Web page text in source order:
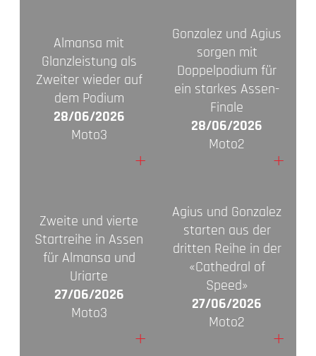
Almansa mit
Glanzleistung als
Zweiter wieder auf
dem Podium
28/06/2026
Moto3
+
Gonzalez und Agius
sorgen mit
Doppelpodium für
ein starkes Assen-
Finale
28/06/2026
Moto2
+
Zweite und vierte
Startreihe in Assen
für Almansa und
Uriarte
27/06/2026
Moto3
+
Agius und Gonzalez
starten aus der
dritten Reihe in der
«Cathedral of
Speed»
27/06/2026
Moto2
+